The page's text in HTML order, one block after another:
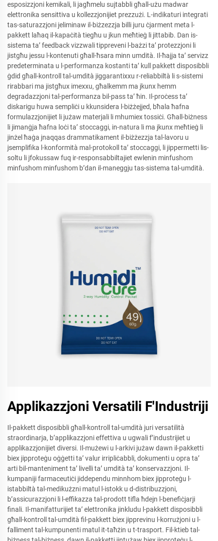
esposizzjoni kemikali, li jagħmelu sujtabbli għall-użu madwar
elettronika sensittiva u kollezzjonijiet prezzużi. L-indikaturi integrati
tas-saturazzjoni jeliminaw il-biżzezzja billi juru ċjarment meta l-
pakkett laħaq il-kapaċità tiegħu u jkun meħtieġ li jittabib. Dan is-
sistema ta’ feedback vizzwali tippreveni l-bażzi ta’ protezzjoni li
jistgħu jessu l-kontenuti għall-ħsara minn umdità. Il-ħajja ta’ servizz
predeterminata u l-performanza kostanti ta’ kull pakkett disposibbli
ġdid għall-kontroll tal-umdità jiggarantixxu r-reliabbiltà li s-sistemi
rirabbari ma jistgħux imexxu, għalkemm ma jkunx hemm
degradazzjoni tal-performanza bil-pass ta’ ħin. Il-proċess ta’
diskarigu huwa sempliċi u kkunsidera l-biżżejjed, bħala ħafna
formulazzjonijiet li jużaw materjali li mhumiex tossiċi. Għall-biżness
li jimanġja ħafna loċi ta’ stoccaggi, in-natura li ma jkunx meħtieġ li
jinżel ħaġa jnaqqas drammatikament il-biżżezzja tal-lavoru u
jsemplifika l-konformità mal-protokoll ta’ stoccaggi, li jippermetti lis-
soltu li jfokussaw fuq ir-responsabbiltajiet ewlenin minfushom
minfushom minfushom b’dan il-maneggju tas-sistema tal-umdità.
Applikazzjoni Versatili F'Industriji
Il-pakkett disposibbli għall-kontroll tal-umdità juri versatilità
straordinarja, b’applikazzjoni effettiva u ugwali f’industrijiet u
applikazzjonijiet diversi. Il-mużewi u l-arkivi jużaw dawn il-pakketti
biex jipproteġu oġġetti ta’ valur irripliċabbli, dokumenti u opra ta’
arti bil-manteniment ta’ livelli ta’ umdità ta’ konservazzjoni. Il-
kumpaniji farmaceutiċi jiddependu minnhom biex jipproteġu l-
istabbiltà tal-medikużzni matul l-istokk u d-distribuzzjoni,
b’assicurazzjoni li l-effikazza tal-prodott tifla ħdejn l-benefiċjarji
finali. Il-manifatturijiet ta’ elettronika jinkludu l-pakkett disposibbli
għall-kontroll tal-umdità fil-pakkett biex jipprevinu l-korrużjoni u l-
falliment tal-kumpunenti matul it-taħżin u t-trasport. Fil-ktieb tal-